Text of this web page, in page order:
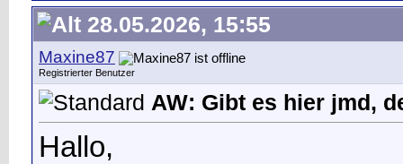
28.05.2026, 15:55
Maxine87
Registrierter Benutzer
AW: Gibt es hier jmd,
Hallo,